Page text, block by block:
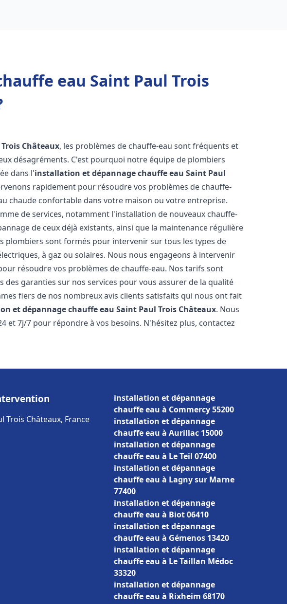
eau Saint Paul Trois
Châteaux, les problèmes de chauffe-eau sont fréquents et
désagréments. C'est pourquoi notre équipe de plombiers
dans l'installation et dépannage chauffe eau Saint Paul
rapidement pour résoudre vos problèmes de chauffe-
chaude confortable dans votre maison ou votre entreprise.
de services, notamment l'installation de nouveaux chauffe-
de ceux déjà existants, ainsi que la maintenance régulière
plombiers sont formés pour intervenir sur tous les types de
à gaz ou solaires. Nous nous engageons à intervenir
résoudre vos problèmes de chauffe-eau. Nos tarifs sont
garanties sur nos services pour vous assurer de la qualité
fiers de nos nombreux avis clients satisfaits qui nous ont fait
et dépannage chauffe eau Saint Paul Trois Châteaux. Nous
et 7j/7 pour répondre à vos besoins. N'hésitez plus, contactez
Trois Châteaux, France
installation et dépannage
chauffe eau à Commercy 55200
installation et dépannage
chauffe eau à Aurillac 15000
installation et dépannage
chauffe eau à Le Teil 07400
installation et dépannage
chauffe eau à Lagny sur Marne
77400
installation et dépannage
chauffe eau à Biot 06410
installation et dépannage
chauffe eau à Gémenos 13420
installation et dépannage
chauffe eau à Le Taillan Médoc
33320
installation et dépannage
chauffe eau à Rixheim 68170